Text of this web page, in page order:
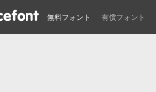
無料フォント 有償フォント